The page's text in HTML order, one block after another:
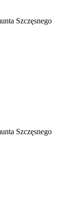
Szczęsnego
Szczęsnego